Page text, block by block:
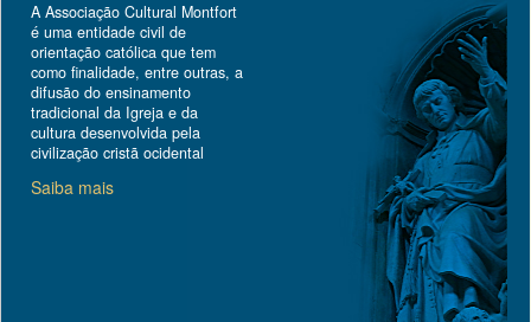
A Associação Cultural Montfort
é uma entidade civil de
orientação católica que tem
como finalidade, entre outras, a
difusão do ensinamento
tradicional da Igreja e da
cultura desenvolvida pela
civilização cristã ocidental
Saiba mais